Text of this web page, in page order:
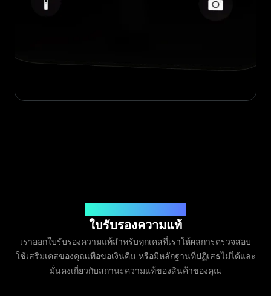
ใบรับรองความแท้
เราออกใบรับรองความแท้สำหรับทุกเคสที่เราให้ผลการตรวจสอบ
ใช้เสริมเคสของคุณเพื่อขอเงินคืน หรือมีหลักฐานที่ปฏิเสธไม่ได้และ
มั่นคงเกี่ยวกับสถานะความแท้ของสินค้าของคุณ